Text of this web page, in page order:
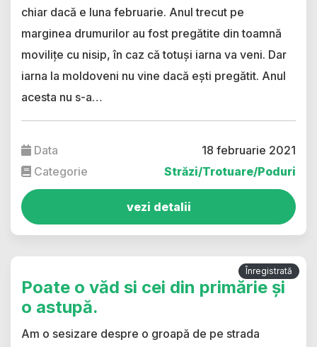
chiar dacă e luna februarie. Anul trecut pe
marginea drumurilor au fost pregătite din toamnă
movilițe cu nisip, în caz că totuși iarna va veni. Dar
iarna la moldoveni nu vine dacă ești pregătit. Anul
acesta nu s-a…
Data
18 februarie 2021
Categorie
Străzi/Trotuare/Poduri
vezi detalii
Înregistrată
Poate o văd si cei din primărie și
o astupă.
Am o sesizare despre o groapă de pe strada